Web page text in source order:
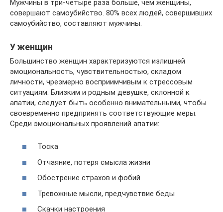
Мужчины в три-четыре раза больше, чем женщины,
совершают самоубийство. 80% всех людей, совершивших
самоубийство, составляют мужчины.
У женщин
Большинство женщин характеризуются излишней
эмоциональность, чувствительностью, складом
личности, чрезмерно восприимчивым к стрессовым
ситуациям. Близким и родным девушке, склонной к
апатии, следует быть особенно внимательными, чтобы
своевременно предпринять соответствующие меры.
Среди эмоциональных проявлений апатии:
Тоска
Отчаяние, потеря смысла жизни
Обострение страхов и фобий
Тревожные мысли, предчувствие беды
Скачки настроения